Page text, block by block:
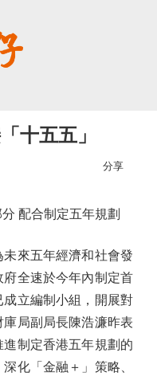
十五五」
分享
配合制定五年規劃
來五年經濟和社會發
全速於今年內制定首
立編制小組，開展對
局副局長陳浩濂昨表
制定香港五年規劃的
化「金融＋」策略、